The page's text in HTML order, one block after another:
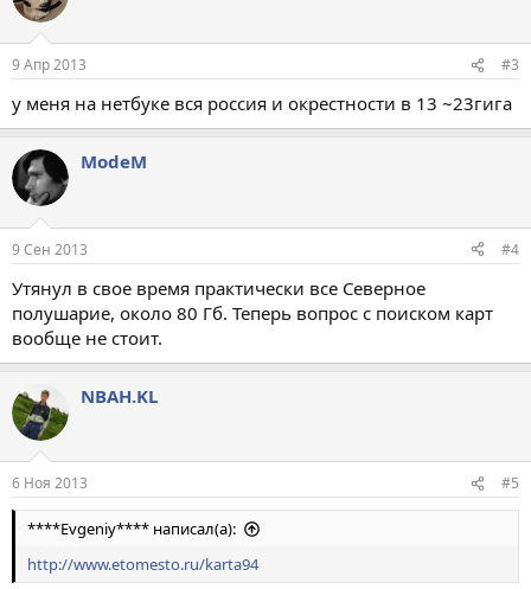
9 Апр 2013 #3
у меня на нетбуке вся россия и окрестности в 13 ~23гига
ModeM
9 Сен 2013 #4
Утянул в свое время практически все Северное
полушарие, около 80 Гб. Теперь вопрос с поиском карт
вообще не стоит.
NBAH.KL
6 Ноя 2013 #5
****Evgeniy**** написал(а):
http://www.etomesto.ru/karta94